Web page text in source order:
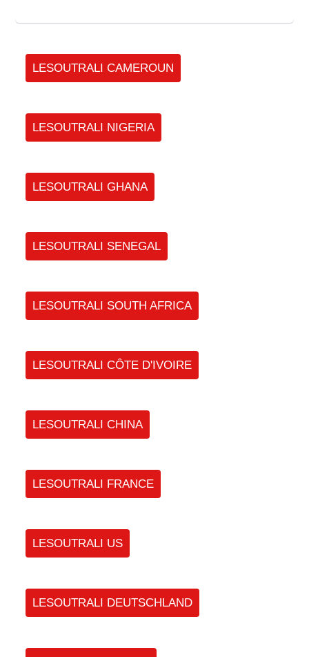
LESOUTRALI CAMEROUN
LESOUTRALI NIGERIA
LESOUTRALI GHANA
LESOUTRALI SENEGAL
LESOUTRALI SOUTH AFRICA
LESOUTRALI CÔTE D'IVOIRE
LESOUTRALI CHINA
LESOUTRALI FRANCE
LESOUTRALI US
LESOUTRALI DEUTSCHLAND